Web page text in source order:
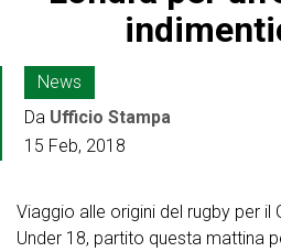
News
Da Ufficio Stampa
15 Feb, 2018
Viaggio alle origini del rugby per il
Under 18, partito questa mattina